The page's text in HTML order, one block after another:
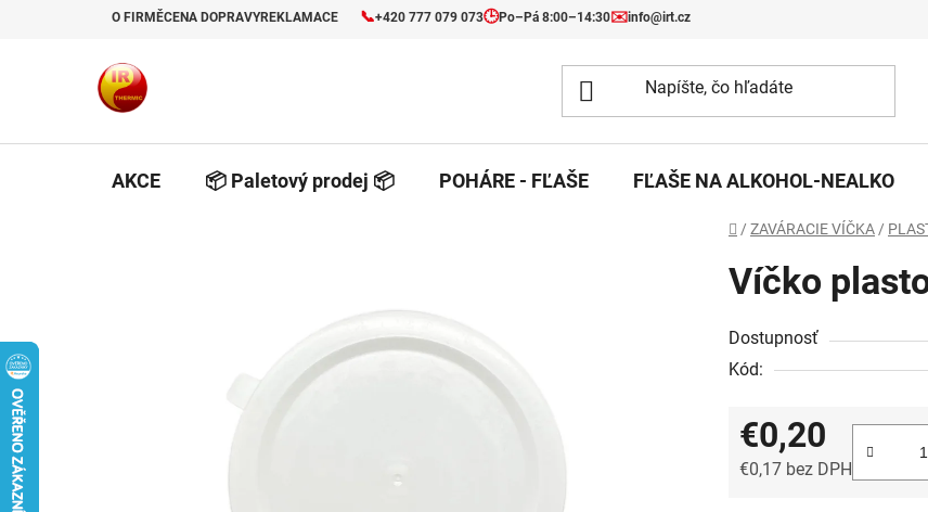
O FIRMĚCENA DOPRAVYREKLAMACE 📞+420 777 079 073🕒Po–Pá 8:00–14:30✉️info@irt.cz
AKCE 📦 Paletový prodej 📦 POHÁRE - FĽAŠE FĽAŠE NA ALKOHOL-NEALKO
Domov
/ ZAVÁRACIE VÍČKA /
Víčko
Dostupnosť
Kód:
€0,20
€0,17 bez DPH